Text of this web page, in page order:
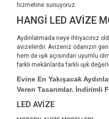
hizmetine sunuyoruz.
HANGİ LED AVİZE
Aydınlatmada neye ihtiyacınız
avizelerdir. Avizeniz odanızın
hem de ışık açısından uyumlu
farklı mekânlarda farklı ışık
Evine En Yakışacak
Veren Tasarımlar. İndirimli
LED AVİZE